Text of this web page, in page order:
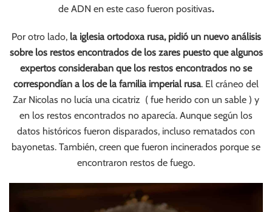
de ADN en este caso fueron positivas.
Por otro lado, la iglesia ortodoxa rusa, pidió un nuevo análisis
sobre los restos encontrados de los zares puesto que algunos
expertos consideraban que los restos encontrados no se
correspondían a los de la familia imperial rusa. El cráneo del
Zar Nicolas no lucía una cicatriz ( fue herido con un sable ) y
en los restos encontrados no aparecía. Aunque según los
datos históricos fueron disparados, incluso rematados con
bayonetas. También, creen que fueron incinerados porque se
encontraron restos de fuego.